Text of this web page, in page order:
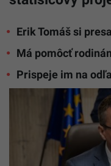
Erik Tomáš si
Má pomôcť
Prispeje im na